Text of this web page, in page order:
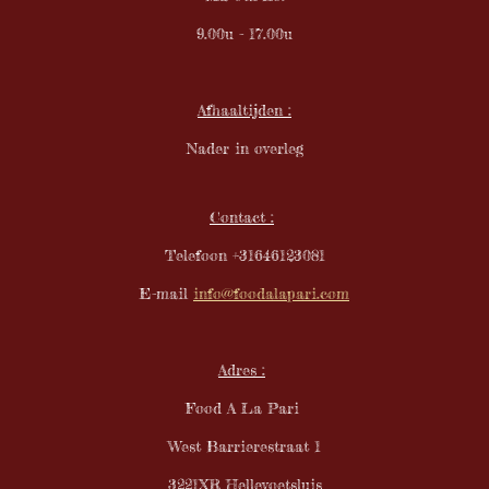
9.00u - 17.00u
Afhaaltijden :
Nader in overleg
Contact :
Telefoon +31646123081
E-mail info@foodalapari.com
Adres :
Food A La Pari
West Barrierestraat 1
3221XR Hellevoetsluis